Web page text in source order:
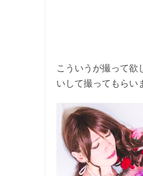
こういうが撮って欲
いして撮ってもらい